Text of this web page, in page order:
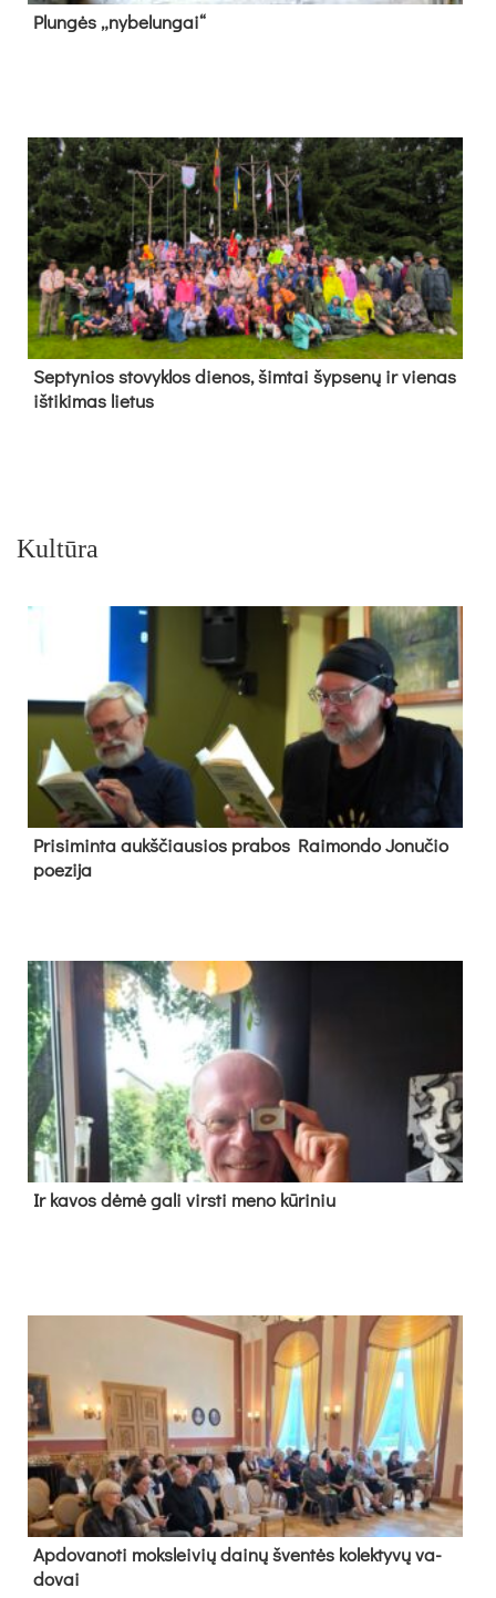
Plun­gės „ny­be­lun­gai“
Sep­ty­nios sto­vyk­los die­nos, šim­tai šyp­se­nų ir vie­nas
iš­ti­ki­mas lie­tus
Kultūra
Pri­si­min­ta aukš­čiau­sios pra­bos Rai­mon­do Jo­nu­čio
poe­zi­ja
Ir ka­vos dė­mė ga­li virs­ti me­no kū­ri­niu
Ap­do­va­no­ti moks­lei­vių dai­nų šven­tės ko­lek­ty­vų va­
do­vai